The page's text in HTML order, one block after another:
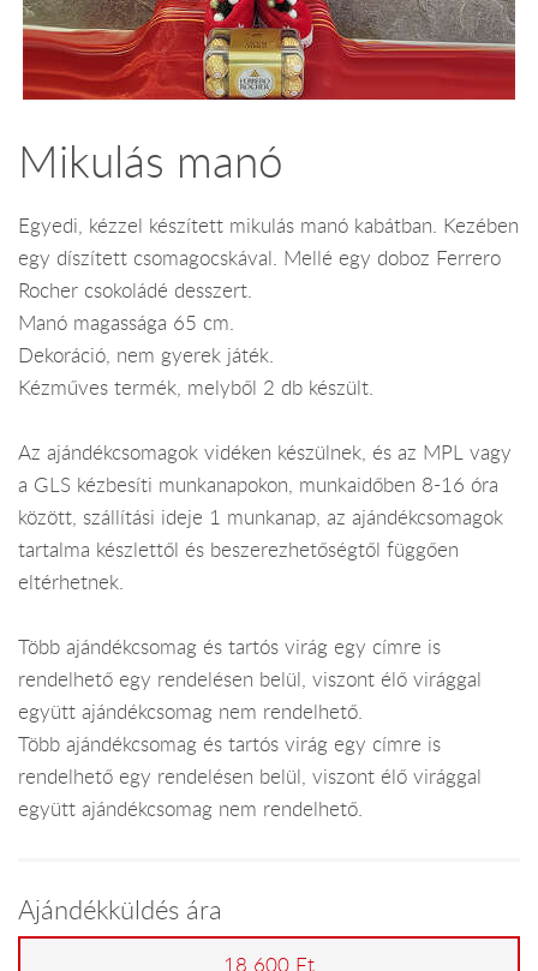
Mikulás manó
Egyedi, kézzel készített mikulás manó kabátban. Kezében
egy díszített csomagocskával. Mellé egy doboz Ferrero
Rocher csokoládé desszert.
Manó magassága 65 cm.
Dekoráció, nem gyerek játék.
Kézműves termék, melyből 2 db készült.
Az ajándékcsomagok vidéken készülnek, és az MPL vagy
a GLS kézbesíti munkanapokon, munkaidőben 8-16 óra
között, szállítási ideje 1 munkanap, az ajándékcsomagok
tartalma készlettől és beszerezhetőségtől függően
eltérhetnek.
Több ajándékcsomag és tartós virág egy címre is
rendelhető egy rendelésen belül, viszont élő virággal
együtt ajándékcsomag nem rendelhető.
Több ajándékcsomag és tartós virág egy címre is
rendelhető egy rendelésen belül, viszont élő virággal
együtt ajándékcsomag nem rendelhető.
Ajándékküldés ára
18 600 Ft